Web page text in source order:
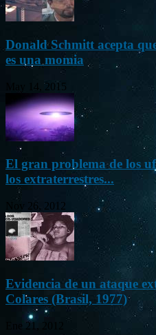
Donald Schmitt acepta
es una momia
May 14, 2015
El gran problema de los
los extraterrestres...
Nov 26, 2012
Evidencia de un ataque
Colares (Brasil, 1977)
Ene 21, 2012